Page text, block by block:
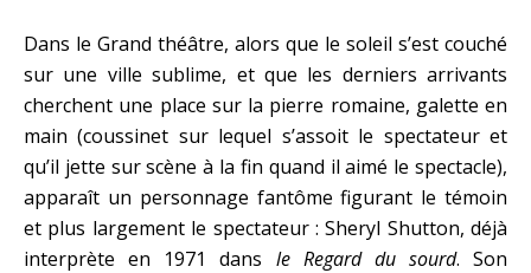
Dans le Grand théâtre, alors que le soleil s’est couché
sur une ville sublime, et que les derniers arrivants
cherchent une place sur la pierre romaine, galette en
main (coussinet sur lequel s’assoit le spectateur et
qu’il jette sur scène à la fin quand il aimé le spectacle),
apparaît un personnage fantôme figurant le témoin
et plus largement le spectateur : Sheryl Shutton, déjà
interprète en 1971 dans le Regard du sourd. Son